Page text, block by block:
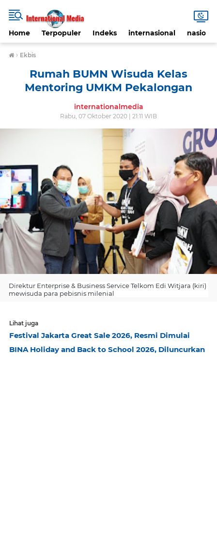
Home Terpopuler Indeks internasional nasional
› Ekbis
Rumah BUMN Wisuda Kelas
Mentoring UMKM Pekalongan
internationalmedia
Rabu, 07 Oktober 2020 | 21:11 WIB
Direktur Enterprise & Business Service Telkom Edi Witjara (kiri)
mewisuda para pebisnis milenial
Lihat juga
Festival Jakarta Great Sale 2026, Resmi Dimulai
BINA Holiday and Back to School 2026, Diluncurkan